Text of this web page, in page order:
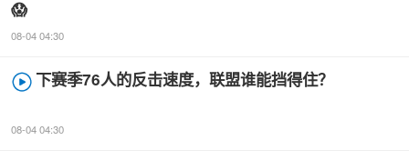
😱
08-04 04:30
下赛季76人的反击速度，联盟谁能挡得住？
08-04 04:30